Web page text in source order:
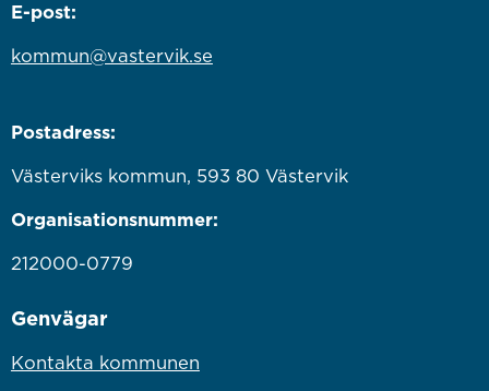
E-post:
kommun@vastervik.se
Postadress:
Västerviks kommun, 593 80 Västervik
Organisationsnummer:
212000-0779
Genvägar
Kontakta kommunen